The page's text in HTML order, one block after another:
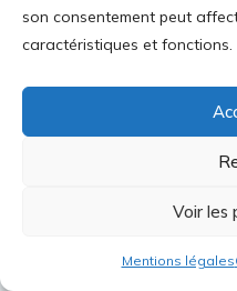
son consentement peut
caractéristiques et fonctions.
Voir les
Mentions légales
En attendant un prog